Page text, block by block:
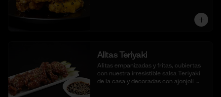
Alitas Teriyaki
Alitas empanizadas y fritas, cubiertas
con nuestra irresistible salsa Teriyaki
de la casa y decoradas con ajonjolí